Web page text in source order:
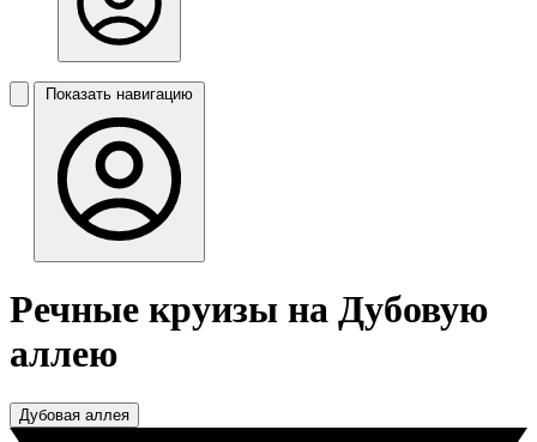
Показать навигацию
Речные круизы на Дубовую
аллею
Дубовая аллея